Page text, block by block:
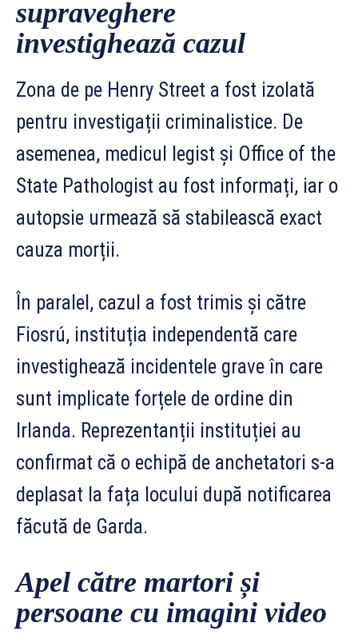
supraveghere
investighează cazul
Zona de pe Henry Street a fost izolată
pentru investigații criminalistice. De
asemenea, medicul legist și Office of the
State Pathologist au fost informați, iar o
autopsie urmează să stabilească exact
cauza morții.
În paralel, cazul a fost trimis și către
Fiosrú, instituția independentă care
investighează incidentele grave în care
sunt implicate forțele de ordine din
Irlanda. Reprezentanții instituției au
confirmat că o echipă de anchetatori s-a
deplasat la fața locului după notificarea
făcută de Garda.
Apel către martori și
persoane cu imagini video